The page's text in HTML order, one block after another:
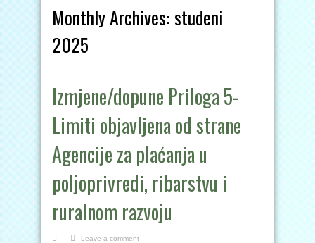
Monthly Archives:studeni
2025
Izmjene/dopune Priloga 5-
Limiti objavljena od strane
Agencije za plaćanja u
poljoprivredi, ribarstvu i
ruralnom razvoju
Leave a comment